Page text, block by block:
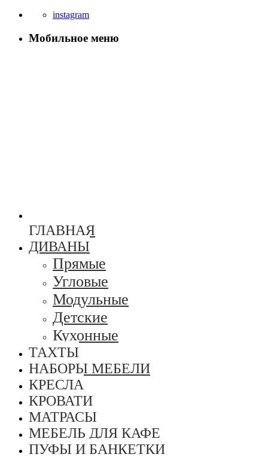
instagram
Мобильное меню
ГЛАВНАЯ
ДИВАНЫ
Прямые
Угловые
Модульные
Детские
Кухонные
ТАХТЫ
НАБОРЫ МЕБЕЛИ
КРЕСЛА
КРОВАТИ
МАТРАСЫ
МЕБЕЛЬ ДЛЯ КАФЕ
ПУФЫ И БАНКЕТКИ